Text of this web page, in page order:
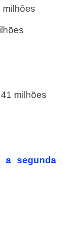
milhões
milhões